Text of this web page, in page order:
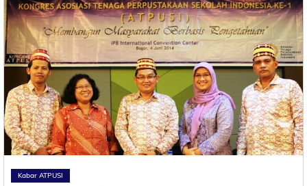
Kabar ATPUSI